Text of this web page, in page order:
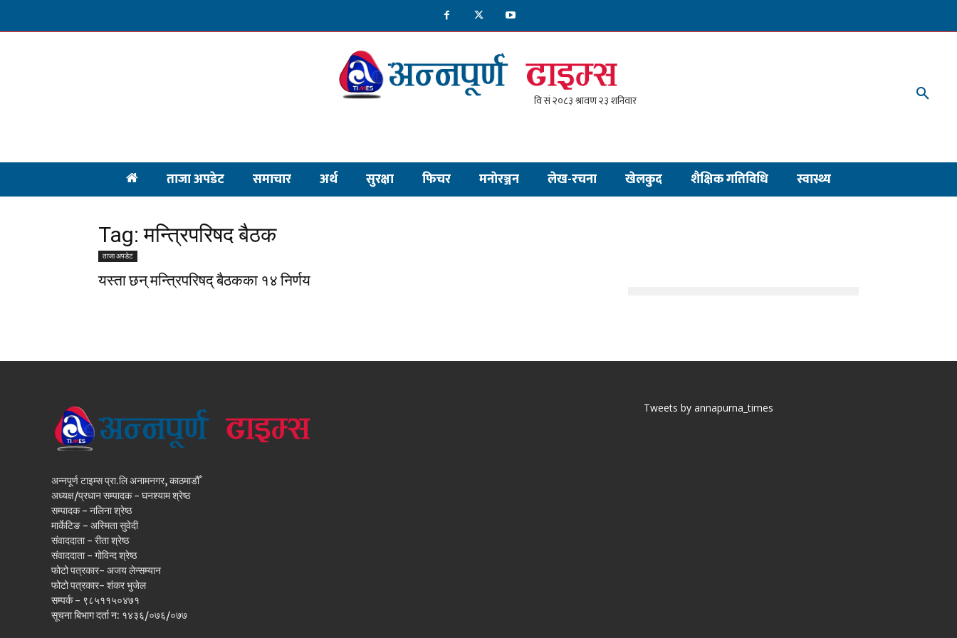
ताजा अपडेट समाचार अर्थ सुरक्षा फिचर मनाेरञ्जन लेख-रचना खेलकुद शैक्षिक गतिविधि स्वास्थ्य
Tag: मन्त्रिपरिषद बैठक
ताजा अपडेट
यस्ता छन् मन्त्रिपरिषद् बैठकका १४ निर्णय
अन्नपूर्ण टाइम्स प्रा.लि अनामनगर, काठमाडौँ
अध्यक्ष/प्रधान सम्पादक - घनश्याम श्रेष्ठ
सम्पादक - नलिना श्रेष्ठ
मार्केटिङ - अस्मिता सुवेदी
संवाददाता - रीता श्रेष्ठ
संवाददाता - गोविन्द श्रेष्ठ
फोटो पत्रकार- अजय लेन्सम्यान
फोटो पत्रकार- शंकर भुजेल
सम्पर्क - ९८५११५०४७१
सूचना बिभाग दर्ता न: १४३६/०७६/०७७
Tweets by annapurna_times